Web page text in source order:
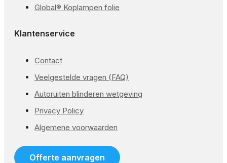
Global® Koplampen folie
Klantenservice
Contact
Veelgestelde vragen (FAQ)
Autoruiten blinderen wetgeving
Privacy Policy
Algemene voorwaarden
Offerte aanvragen